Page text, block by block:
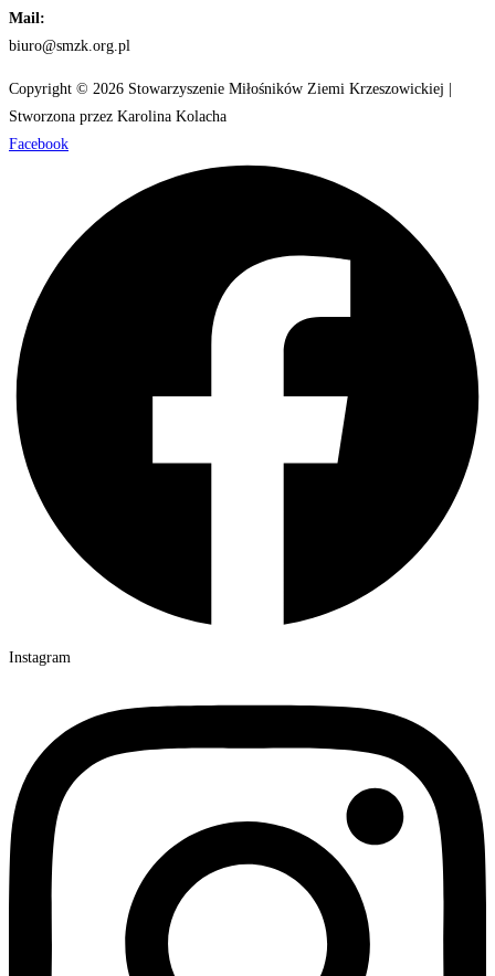
Mail:
biuro@smzk.org.pl
Copyright © 2026 Stowarzyszenie Miłośników Ziemi Krzeszowickiej |
Stworzona przez Karolina Kolacha
Facebook
Instagram